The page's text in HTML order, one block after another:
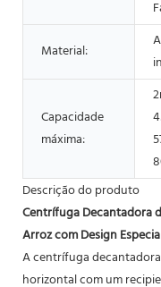
Material:
Capacidade
máxima:
Descrição do produto
Centrífuga Decantadora
Arroz com Design
A centrífuga
horizontal com um